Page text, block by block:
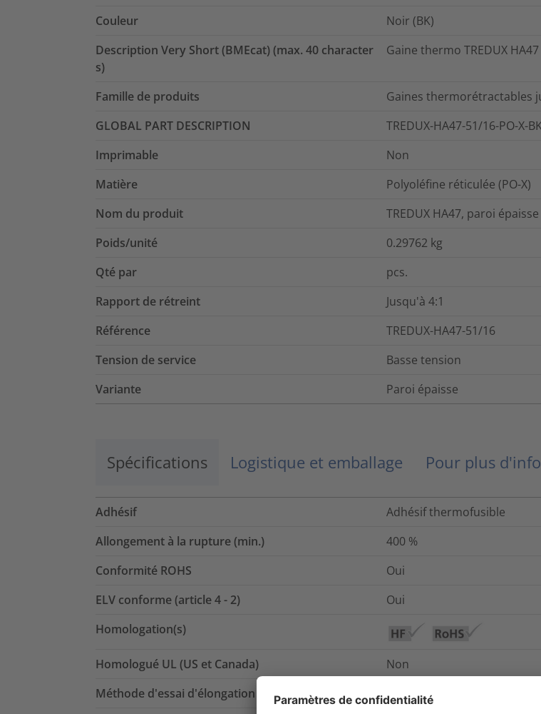
Couleur
Noir (BK)
Description Very Short (BMEcat) (max. 40 character
s)
Gaine thermo TREDUX HA47
Famille de produits
Gaines thermorétractables
GLOBAL PART DESCRIPTION
TREDUX-HA47-51/16-PO-X-
Imprimable
Non
Matière
Polyoléfine réticulée (PO-X)
Nom du produit
TREDUX HA47, paroi
Poids/unité
0.29762 kg
Qté par
pcs.
Rapport de rétreint
Jusqu'à 4:1
Référence
TREDUX-HA47-51/16
Tension de service
Basse tension
Variante
Paroi épaisse
Spécifications Logistique et emballage Pour plus
Adhésif
Adhésif thermofusible
Allongement à la rupture (min.)
400 %
Conformité ROHS
Oui
ELV conforme (article 4 - 2)
Oui
Homologation(s)
Homologué UL (US et Canada)
Non
Méthode d'essai d'élongation jusqu'à la rupture
ASTM D2671